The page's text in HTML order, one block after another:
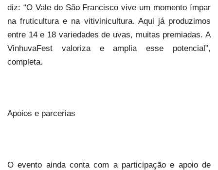
diz: “O Vale do São Francisco vive um momento ímpar
na fruticultura e na vitivinicultura. Aqui já produzimos
entre 14 e 18 variedades de uvas, muitas premiadas. A
VinhuvaFest valoriza e amplia esse potencial”,
completa.
Apoios e parcerias
O evento ainda conta com a participação e apoio de